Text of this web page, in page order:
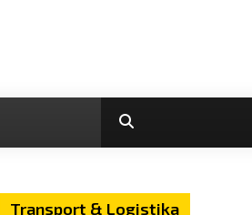
Transport & Logistika